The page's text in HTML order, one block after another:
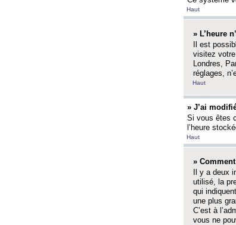
Haut
» L’heure
Il est
visitez
Londres,
réglages,
Haut
» J’ai
Si vous êtes
l’heure
Haut
»
Il y a deux
utilisé, la
qui
une plus
C’est à
vous ne